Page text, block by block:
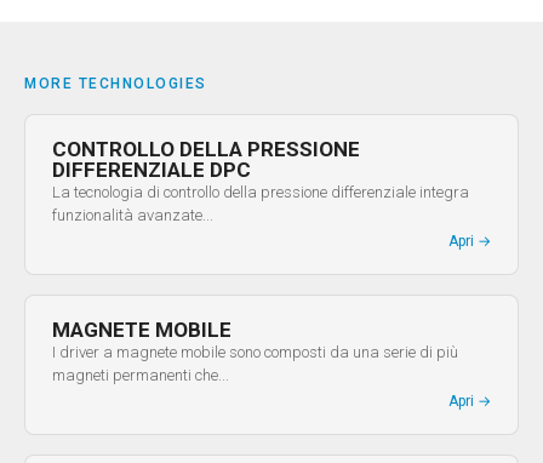
MORE TECHNOLOGIES
CONTROLLO DELLA PRESSIONE
DIFFERENZIALE DPC
La tecnologia di controllo della pressione differenziale integra
funzionalità avanzate...
Apri →
MAGNETE MOBILE​
I driver a magnete mobile sono composti da una serie di più
magneti permanenti che...
Apri →